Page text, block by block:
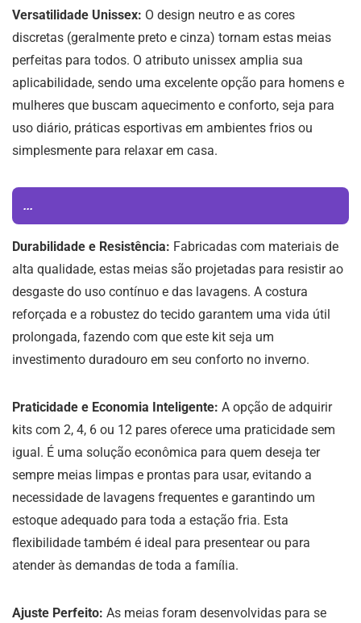
Versatilidade Unissex: O design neutro e as cores
discretas (geralmente preto e cinza) tornam estas meias
perfeitas para todos. O atributo unissex amplia sua
aplicabilidade, sendo uma excelente opção para homens e
mulheres que buscam aquecimento e conforto, seja para
uso diário, práticas esportivas em ambientes frios ou
simplesmente para relaxar em casa.
...
Durabilidade e Resistência: Fabricadas com materiais de
alta qualidade, estas meias são projetadas para resistir ao
desgaste do uso contínuo e das lavagens. A costura
reforçada e a robustez do tecido garantem uma vida útil
prolongada, fazendo com que este kit seja um
investimento duradouro em seu conforto no inverno.
Praticidade e Economia Inteligente: A opção de adquirir
kits com 2, 4, 6 ou 12 pares oferece uma praticidade sem
igual. É uma solução econômica para quem deseja ter
sempre meias limpas e prontas para usar, evitando a
necessidade de lavagens frequentes e garantindo um
estoque adequado para toda a estação fria. Esta
flexibilidade também é ideal para presentear ou para
atender às demandas de toda a família.
Ajuste Perfeito: As meias foram desenvolvidas para se